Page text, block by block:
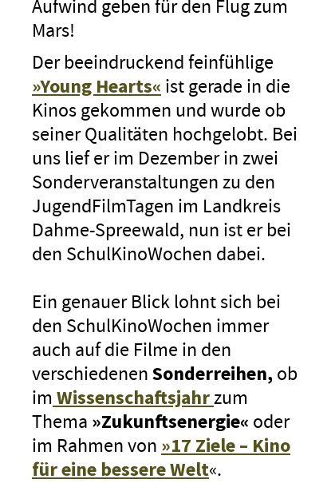
Aufwind geben für den Flug zum
Mars!
Der beeindruckend feinfühlige
»Young Hearts« ist gerade in die
Kinos gekommen und wurde ob
seiner Qualitäten hochgelobt. Bei
uns lief er im Dezember in zwei
Sonderveranstaltungen zu den
JugendFilmTagen im Landkreis
Dahme-Spreewald, nun ist er bei
den SchulKinoWochen dabei.
Ein genauer Blick lohnt sich bei
den SchulKinoWochen immer
auch auf die Filme in den
verschiedenenSonderreihen,ob
im Wissenschaftsjahrzum
Thema »Zukunftsenergie« oder
im Rahmen von »17 Ziele – Kino
für eine bessere Welt«.